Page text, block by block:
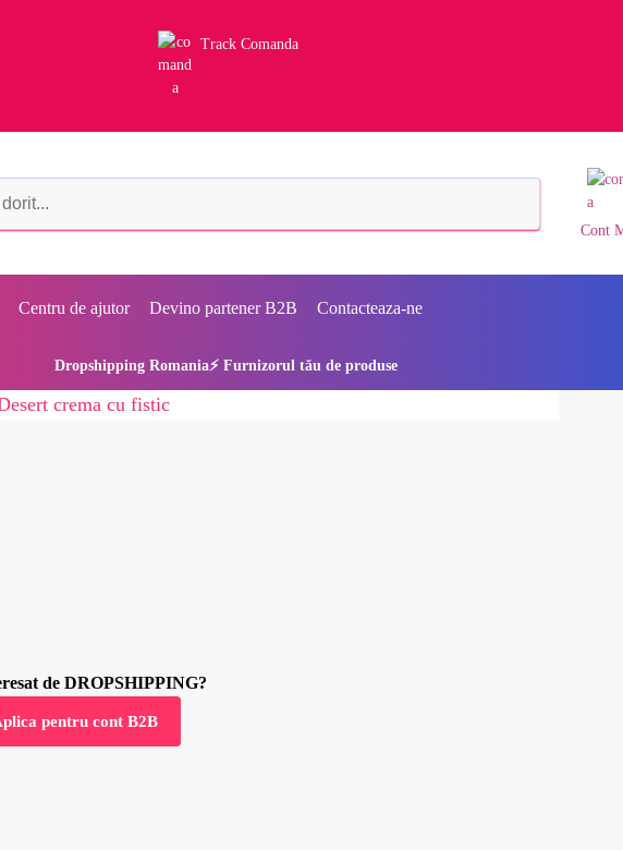
Track Comanda
Cont
Centru de ajutor Devino partener B2B Contacteaza-ne
Dropshipping Romania⚡ Furnizorul tău de produse
de DROPSHIPPING?
pentru cont B2B